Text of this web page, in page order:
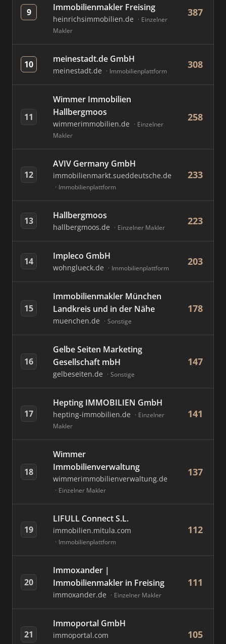
9
Immobilienmakler Freising
heinrichsimmobilien.de
Einzelner
Makler
387
10 meinestadt.de GmbH
meinestadt.de Immobilienplattform
308
11
Wimmer Immobilien
Hallbergmoos
wimmerimmobilien.de
Einzelner
Makler
258
12
AVIV Germany GmbH
immobilienmarkt.sueddeutsche.de
Immobilienplattform
233
13 Hallbergmoos
hallbergmoos.de Einzelner Makler
223
14 Impleco GmbH
wohnglueck.de Immobilienplattform
203
15
Immobilienmakler München
Landkreis und in der Nähe
muenchen.de Sonstige
178
16
Gelbe Seiten Marketing
Gesellschaft mbH
gelbeseiten.de Sonstige
147
17
Hepting IMMOBILIEN GmbH
hepting-immobilien.de
Einzelner
Makler
141
18
Wimmer
Immobilienverwaltung
wimmerimmobilienverwaltung.de
Einzelner Makler
137
19
LIFULL Connect S.L.
immobilien.mitula.com
Immobilienplattform
112
20
Immoxander |
Immobilienmakler in Freising
immoxander.de Einzelner Makler
111
21
Immoportal GmbH
immoportal.com 105